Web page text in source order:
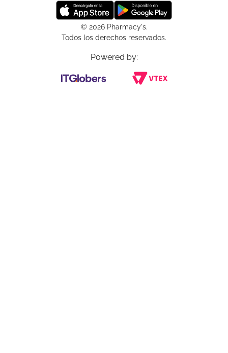
© 2026 Pharmacy's.
Todos los derechos reservados.
Powered by: